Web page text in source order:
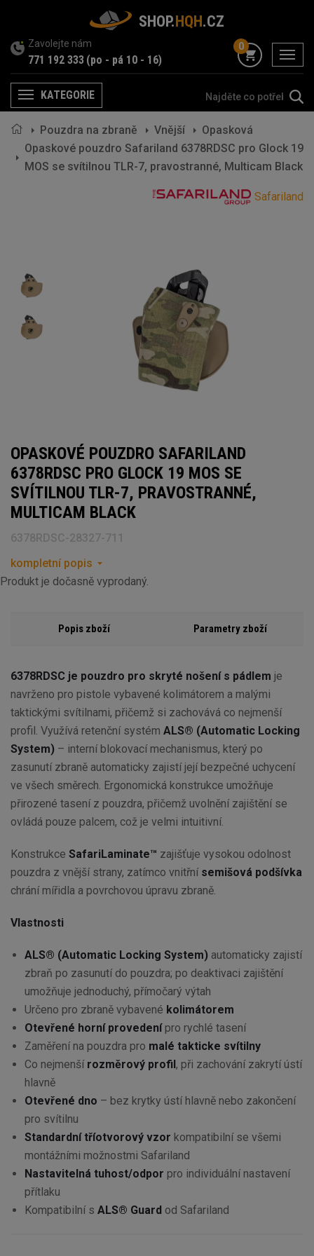
SHOP.HQH.CZ
Zavolejte nám
771 192 333 (po - pá 10 - 16) menu
0
MenuKATEGORIE
Pouzdra na zbraně Vnější
Opasková
Opaskové pouzdro Safariland 6378RDSC pro Glock 19
MOS se svítilnou TLR-7, pravostranné, Multicam Black
Safariland
OPASKOVÉ POUZDRO SAFARILAND
6378RDSC PRO GLOCK 19 MOS SE
SVÍTILNOU TLR-7, PRAVOSTRANNÉ,
MULTICAM BLACK
6378RDSC-28327-711
kompletní popis
Produkt je dočasně vyprodaný.
Popis zboží Parametry zboží
6378RDSC je pouzdro pro skryté nošení s pádlem je
navrženo pro pistole vybavené kolimátorem a malými
taktickými svítilnami, přičemž si zachovává co nejmenší
profil. Využívá retenční systém ALS® (Automatic Locking
System) – interní blokovací mechanismus, který po
zasunutí zbraně automaticky zajistí její bezpečné uchycení
ve všech směrech. Ergonomická konstrukce umožňuje
přirozené tasení z pouzdra, přičemž uvolnění zajištění se
ovládá pouze palcem, což je velmi intuitivní.
Konstrukce SafariLaminate™ zajišťuje vysokou odolnost
pouzdra z vnější strany, zatímco vnitřní semišová podšívka
chrání mířidla a povrchovou úpravu zbraně.
Vlastnosti
ALS® (Automatic Locking System) automaticky zajistí
zbraň po zasunutí do pouzdra; po deaktivaci zajištění
umožňuje jednoduchý, přímočarý výtah
Určeno pro zbraně vybavené kolimátorem
Otevřené horní provedenípro rychlé tasení
Zaměření na pouzdra pro malé takticke svítilny
Co nejmenší rozměrový profil, při zachování zakrytí ústí
hlavně
Otevřené dno – bez krytky ústí hlavně nebo zakončení
pro svítilnu
Standardní tříotvorový vzor kompatibilní se všemi
montážními možnostmi Safariland
Nastavitelná tuhost/odpor pro individuální nastavení
přítlaku
Kompatibilní s ALS® Guard od Safariland